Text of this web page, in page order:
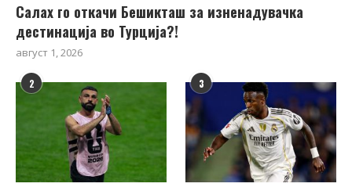
Салах го откачи Бешикташ за изненадувачка
дестинација во Турција?!
август 1, 2026
2 3